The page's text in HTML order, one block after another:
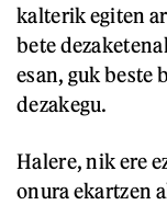
kalterik egiten
bete
esan, guk beste
dezakegu.
Halere, nik ere
onura ekartzen